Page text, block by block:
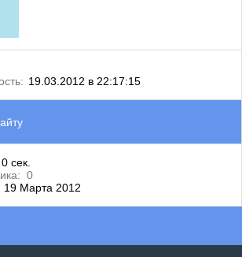
19.03.2012 в 22:17:15
0 сек.
0
19 Марта 2012